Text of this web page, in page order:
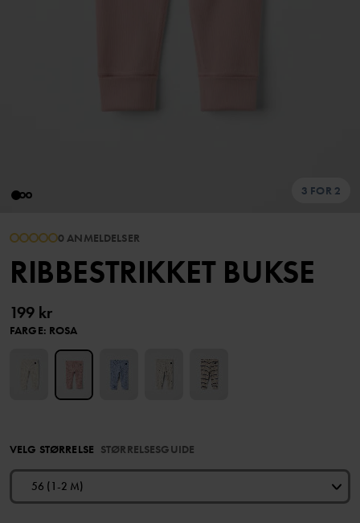
3 FOR 2
0 ANMELDELSER
RIBBESTRIKKET BUKSE
199 kr
FARGE: ROSA
VELG STØRRELSE STØRRELSESGUIDE
56 (1-2 M)